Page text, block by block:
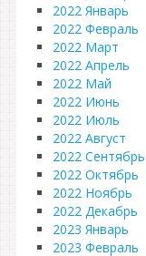
2022 Январь
2022 Февраль
2022 Март
2022 Апрель
2022 Май
2022 Июнь
2022 Июль
2022 Август
2022 Сентябрь
2022 Октябрь
2022 Ноябрь
2022 Декабрь
2023 Январь
2023 Февраль